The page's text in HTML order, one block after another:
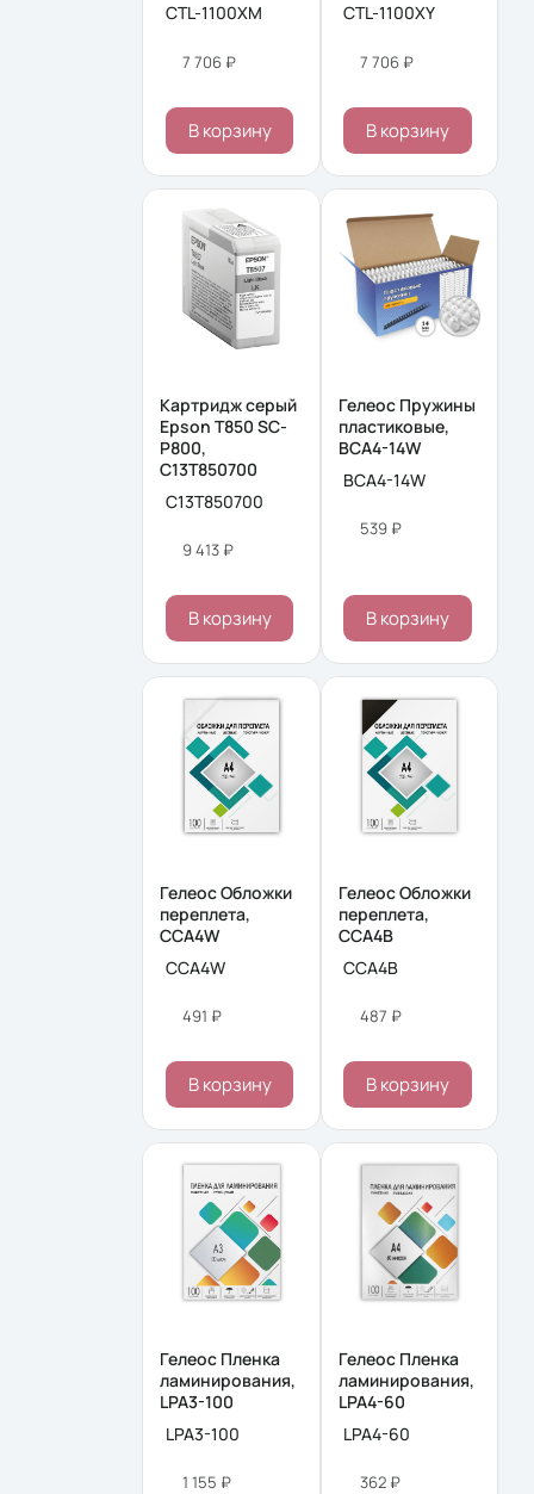
CTL-1100XM
7 706 ₽
В корзину
CTL-1100XY
7 706 ₽
В корзину
Картридж серый
Epson T850 SC-
P800,
C13T850700
C13T850700
9 413 ₽
В корзину
Гелеос Пружины
пластиковые,
BCA4-14W
BCA4-14W
539 ₽
В корзину
Гелеос Обложки
переплета,
CCA4W
CCA4W
491 ₽
В корзину
Гелеос Обложки
переплета,
CCA4B
CCA4B
487 ₽
В корзину
Гелеос Пленка
ламинирования,
LPA3-100
LPA3-100
1 155 ₽
Гелеос Пленка
ламинирования,
LPA4-60
LPA4-60
362 ₽